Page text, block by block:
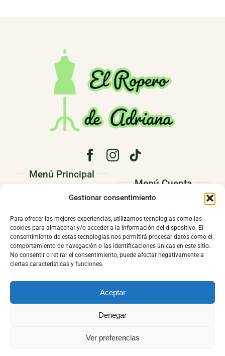
Gestionar consentimiento
Para ofrecer las mejores experiencias, utilizamos tecnologías como las
cookies para almacenar y/o acceder a la información del dispositivo. El
consentimiento de estas tecnologías nos permitirá procesar datos como el
comportamiento de navegación o las identificaciones únicas en este sitio.
No consentir o retirar el consentimiento, puede afectar negativamente a
ciertas características y funciones.
Aceptar
Denegar
Ver preferencias
Menú Principal
PRINCIPAL
TIENDA
CONTACTO
Menú Cuenta
Direcciones
Mi cuenta
Política de Cookies
cambio o devolución